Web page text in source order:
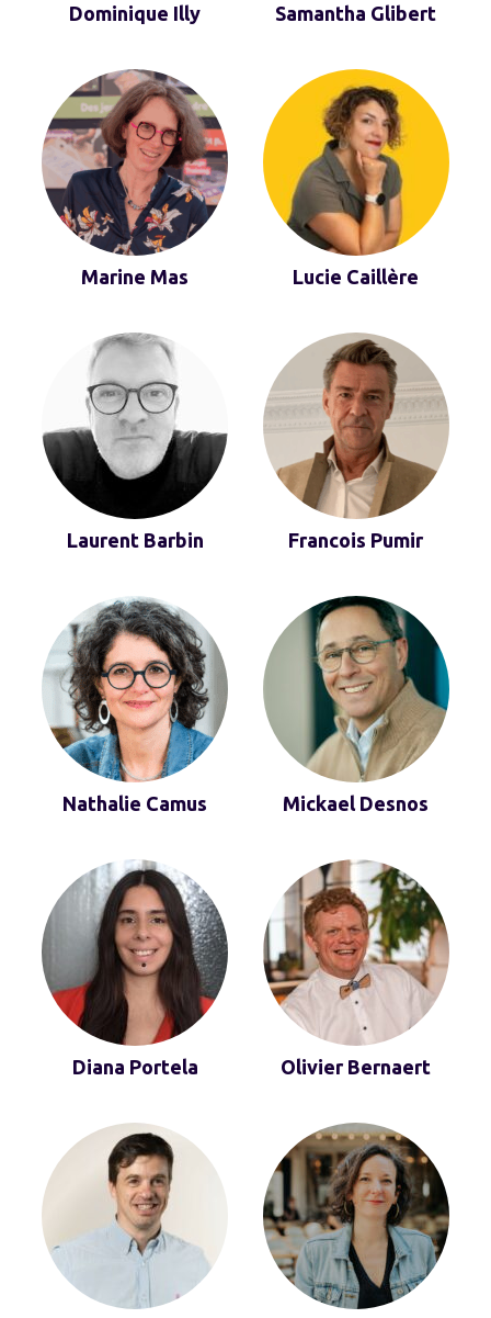
Dominique Illy Samantha Glibert
Marine Mas Lucie Caillère
Laurent Barbin Francois Pumir
Nathalie Camus Mickael Desnos
Diana Portela Olivier Bernaert